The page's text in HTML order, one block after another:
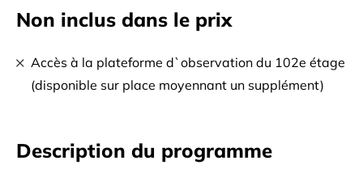
Non inclus dans le prix
Accès à la plateforme d`observation du 102e étage
(disponible sur place moyennant un supplément)
Description du programme